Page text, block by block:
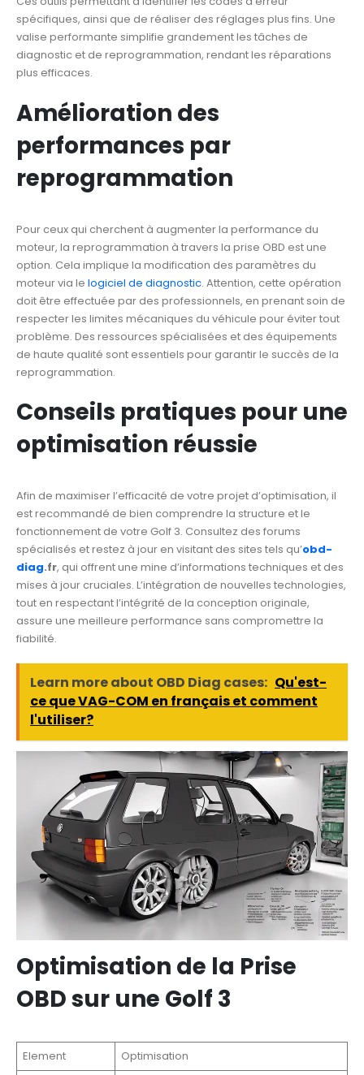
spécifiques, ainsi que de réaliser des réglages plus fins. Une
valise performante simplifie grandement les tâches de
diagnostic et de reprogrammation, rendant les réparations
plus efficaces.
Amélioration des
performances par
reprogrammation
Pour ceux qui cherchent à augmenter la performance du
moteur, la reprogrammation à travers la prise OBD est une
option. Cela implique la modification des paramètres du
moteur via le logiciel de diagnostic. Attention, cette opération
doit être effectuée par des professionnels, en prenant soin de
respecter les limites mécaniques du véhicule pour éviter tout
problème. Des ressources spécialisées et des équipements
de haute qualité sont essentiels pour garantir le succès de la
reprogrammation.
Conseils pratiques pour une
optimisation réussie
Afin de maximiser l’efficacité de votre projet d’optimisation, il
est recommandé de bien comprendre la structure et le
fonctionnement de votre Golf 3. Consultez des forums
spécialisés et restez à jour en visitant des sites tels qu’obd-
diag.fr, qui offrent une mine d’informations techniques et des
mises à jour cruciales. L’intégration de nouvelles technologies,
tout en respectant l’intégrité de la conception originale,
assure une meilleure performance sans compromettre la
fiabilité.
Learn more about OBD Diag cases: Qu'est-
ce que VAG-COM en français et comment
l'utiliser?
Optimisation de la Prise
OBD sur une Golf 3
Element
Optimisation